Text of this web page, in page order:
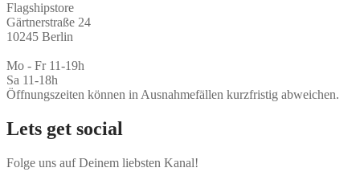
Flagshipstore
Gärtnerstraße 24
10245 Berlin
Mo - Fr 11-19h
Sa 11-18h
Öffnungszeiten können in Ausnahmefällen kurzfristig abweichen.
Lets get social
Folge uns auf Deinem liebsten Kanal!